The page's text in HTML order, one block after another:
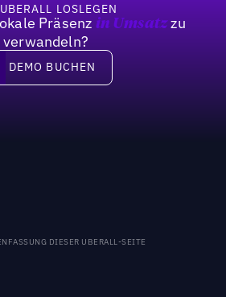
LOSLEGEN
Präsenz in Umsatzzu
verwandeln?
BUCHEN
DEMO BUCHEN
DIESER UBERALL-SEITE